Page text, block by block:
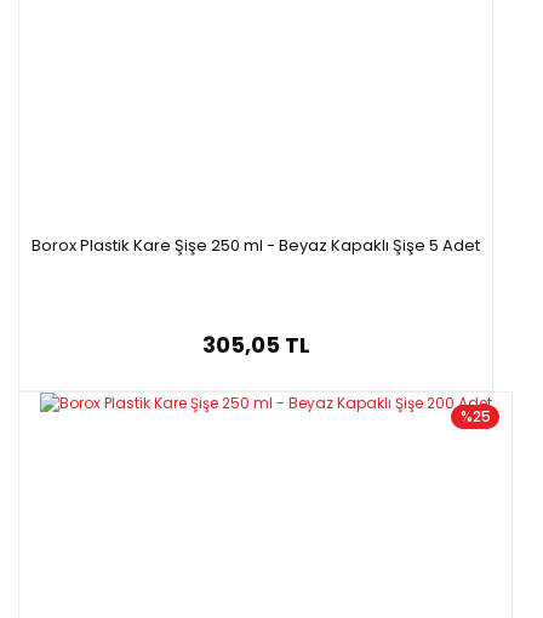
Borox Plastik Kare Şişe 250 ml - Beyaz Kapaklı Şişe 5 Adet
305,05 TL
%25